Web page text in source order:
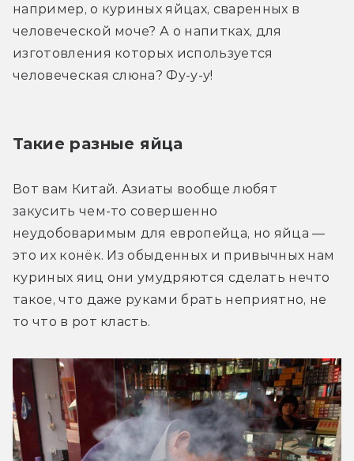
например, о куриных яйцах, сваренных в
человеческой моче? А о напитках, для
изготовления которых используется
человеческая слюна? Фу-у-у!
Такие разные яйца
Вот вам Китай. Азиаты вообще любят
закусить чем-то совершенно
неудобоваримым для европейца, но яйца —
это их конёк. Из обыденных и привычных нам
куриных яиц они умудряются сделать нечто
такое, что даже руками брать неприятно, не
то что в рот класть.